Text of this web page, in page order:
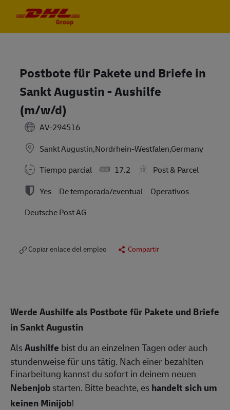
Postbote für Pakete und Briefe in
Sankt Augustin - Aushilfe
(m/w/d)
AV-294516
Sankt Augustin,Nordrhein-Westfalen,Germany
Tiempo parcial
17.2
Post & Parcel
Yes
De temporada/eventual
Operativos
Deutsche Post AG
Copiar enlace del empleo Compartir
Werde Aushilfe als Postbote für Pakete und Briefe
inSankt Augustin
AlsAushilfe bist du an einzelnen Tagen oder auch
stundenweise für uns tätig. Nach einer bezahlten
Einarbeitung kannst du sofort in deinem neuen
Nebenjobstarten. Bitte beachte, eshandelt sich um
keinen Minijob!